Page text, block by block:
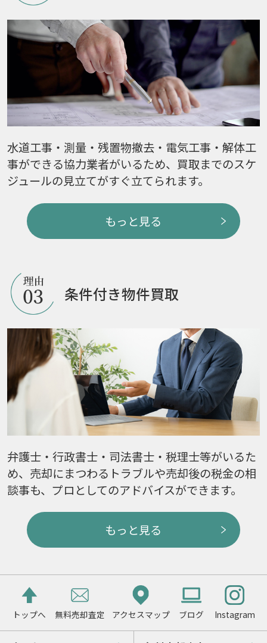
水道工事・測量・残置物撤去・電気工事・解体工
事ができる協力業者がいるため、買取までのスケ
ジュールの見立てがすぐ立てられます。
もっと見る
条件付き物件買取
弁護士・行政書士・司法書士・税理士等がいるた
め、売却にまつわるトラブルや売却後の税金の相
談事も、プロとしてのアドバイスができます。
もっと見る
トップへ 無料売却査定 アクセスマップ ブログ Instagram